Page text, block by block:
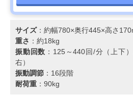
サイズ：約幅780×奥行445×高さ
重さ ：約18kg
振動回数 ：125～440回/分（上下
右）
振動調節 ：16段階
耐荷重 ：90kg